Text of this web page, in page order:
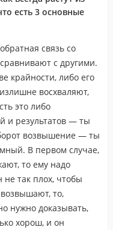
есть 3 основные
связь со
с другими.
крайности, либо его
восхваляют,
это либо
и результатов — ты
возвышение — ты
В первом случае,
то ему надо
не так плох, чтобы
возвышают, то,
нужно доказывать,
хорош, и он